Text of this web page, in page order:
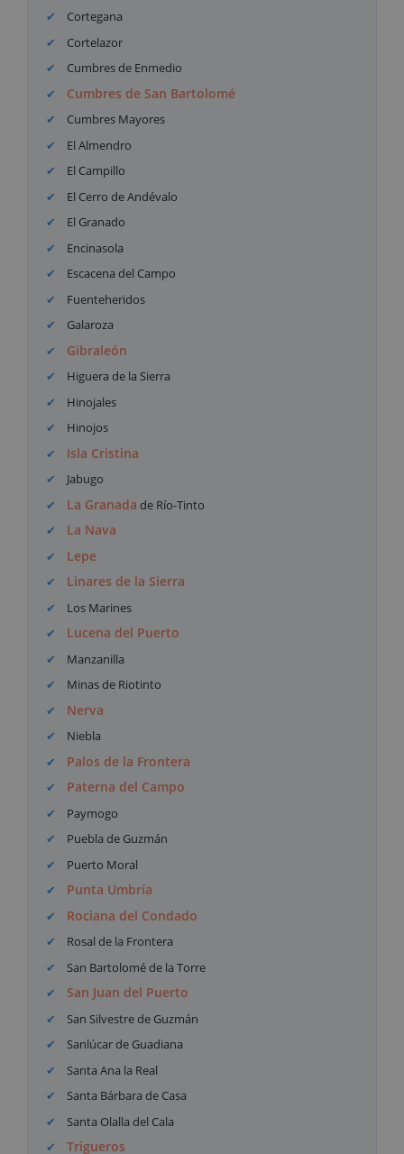
Cortegana
Cortelazor
Cumbres de Enmedio
Cumbres de San Bartolomé
Cumbres Mayores
El Almendro
El Campillo
El Cerro de Andévalo
El Granado
Encinasola
Escacena del Campo
Fuenteheridos
Galaroza
Gibraleón
Higuera de la Sierra
Hinojales
Hinojos
Isla Cristina
Jabugo
La Granada de Río-Tinto
La Nava
Lepe
Linares de la Sierra
Los Marines
Lucena del Puerto
Manzanilla
Minas de Riotinto
Nerva
Niebla
Palos de la Frontera
Paterna del Campo
Paymogo
Puebla de Guzmán
Puerto Moral
Punta Umbría
Rociana del Condado
Rosal de la Frontera
San Bartolomé de la Torre
San Juan del Puerto
San Silvestre de Guzmán
Sanlúcar de Guadiana
Santa Ana la Real
Santa Bárbara de Casa
Santa Olalla del Cala
Trigueros